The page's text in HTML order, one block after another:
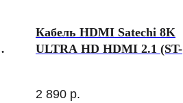
Кабель HDMI Satechi 8K
ULTRA HD HDMI 2.1 (ST-
2 890 р.